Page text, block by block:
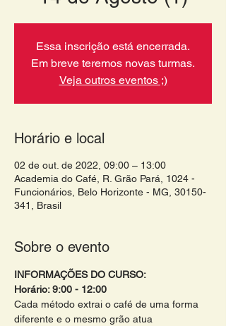
Essa inscrição está encerrada.
Em breve teremos novas turmas.
Veja outros eventos ;)
Horário e local
02 de out. de 2022, 09:00 – 13:00
Academia do Café, R. Grão Pará, 1024 -
Funcionários, Belo Horizonte - MG, 30150-
341, Brasil
Sobre o evento
INFORMAÇÕES DO CURSO:
Horário: 9:00 - 12:00
Cada método extrai o café de uma forma
diferente e o mesmo grão atua